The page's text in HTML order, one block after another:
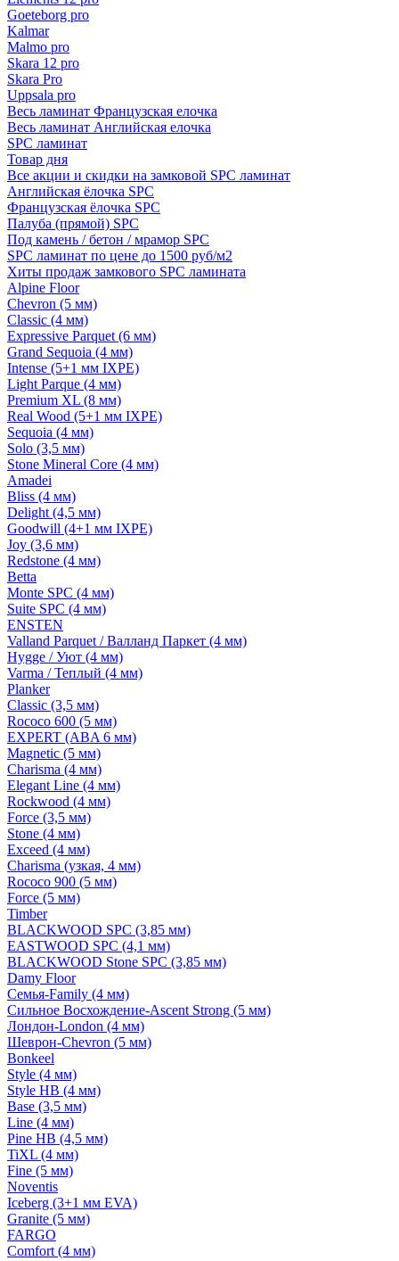
Goeteborg pro
Kalmar
Malmo pro
Skara 12 pro
Skara Pro
Uppsala pro
Весь ламинат Французская елочка
Весь ламинат Английская елочка
SPC ламинат
Товар дня
Все акции и скидки на замковой SPC ламинат
Английская ёлочка SPC
Французская ёлочка SPC
Палуба (прямой) SPC
Под камень / бетон / мрамор SPC
SPC ламинат по цене до 1500 руб/м2
Хиты продаж замкового SPC ламината
Alpine Floor
Chevron (5 мм)
Classic (4 мм)
Expressive Parquet (6 мм)
Grand Sequoia (4 мм)
Intense (5+1 мм IXPE)
Light Parque (4 мм)
Premium XL (8 мм)
Real Wood (5+1 мм IXPE)
Sequoia (4 мм)
Solo (3,5 мм)
Stone Mineral Core (4 мм)
Amadei
Bliss (4 мм)
Delight (4,5 мм)
Goodwill (4+1 мм IXPE)
Joy (3,6 мм)
Redstone (4 мм)
Betta
Monte SPC (4 мм)
Suite SPC (4 мм)
ENSTEN
Valland Parquet / Валланд Паркет (4 мм)
Hygge / Уют (4 мм)
Varma / Теплый (4 мм)
Planker
Classic (3,5 мм)
Rococo 600 (5 мм)
EXPERT (ABA 6 мм)
Magnetic (5 мм)
Charisma (4 мм)
Elegant Line (4 мм)
Rockwood (4 мм)
Force (3,5 мм)
Stone (4 мм)
Exceed (4 мм)
Charisma (узкая, 4 мм)
Rococo 900 (5 мм)
Force (5 мм)
Timber
BLACKWOOD SPC (3,85 мм)
EASTWOOD SPC (4,1 мм)
BLACKWOOD Stone SPC (3,85 мм)
Damy Floor
Семья-Family (4 мм)
Сильное Восхождение-Ascent Strong (5 мм)
Лондон-London (4 мм)
Шеврон-Chevron (5 мм)
Bonkeel
Style (4 мм)
Style HB (4 мм)
Base (3,5 мм)
Line (4 мм)
Pine HB (4,5 мм)
TiXL (4 мм)
Fine (5 мм)
Noventis
Iceberg (3+1 мм EVA)
Granite (5 мм)
FARGO
Comfort (4 мм)